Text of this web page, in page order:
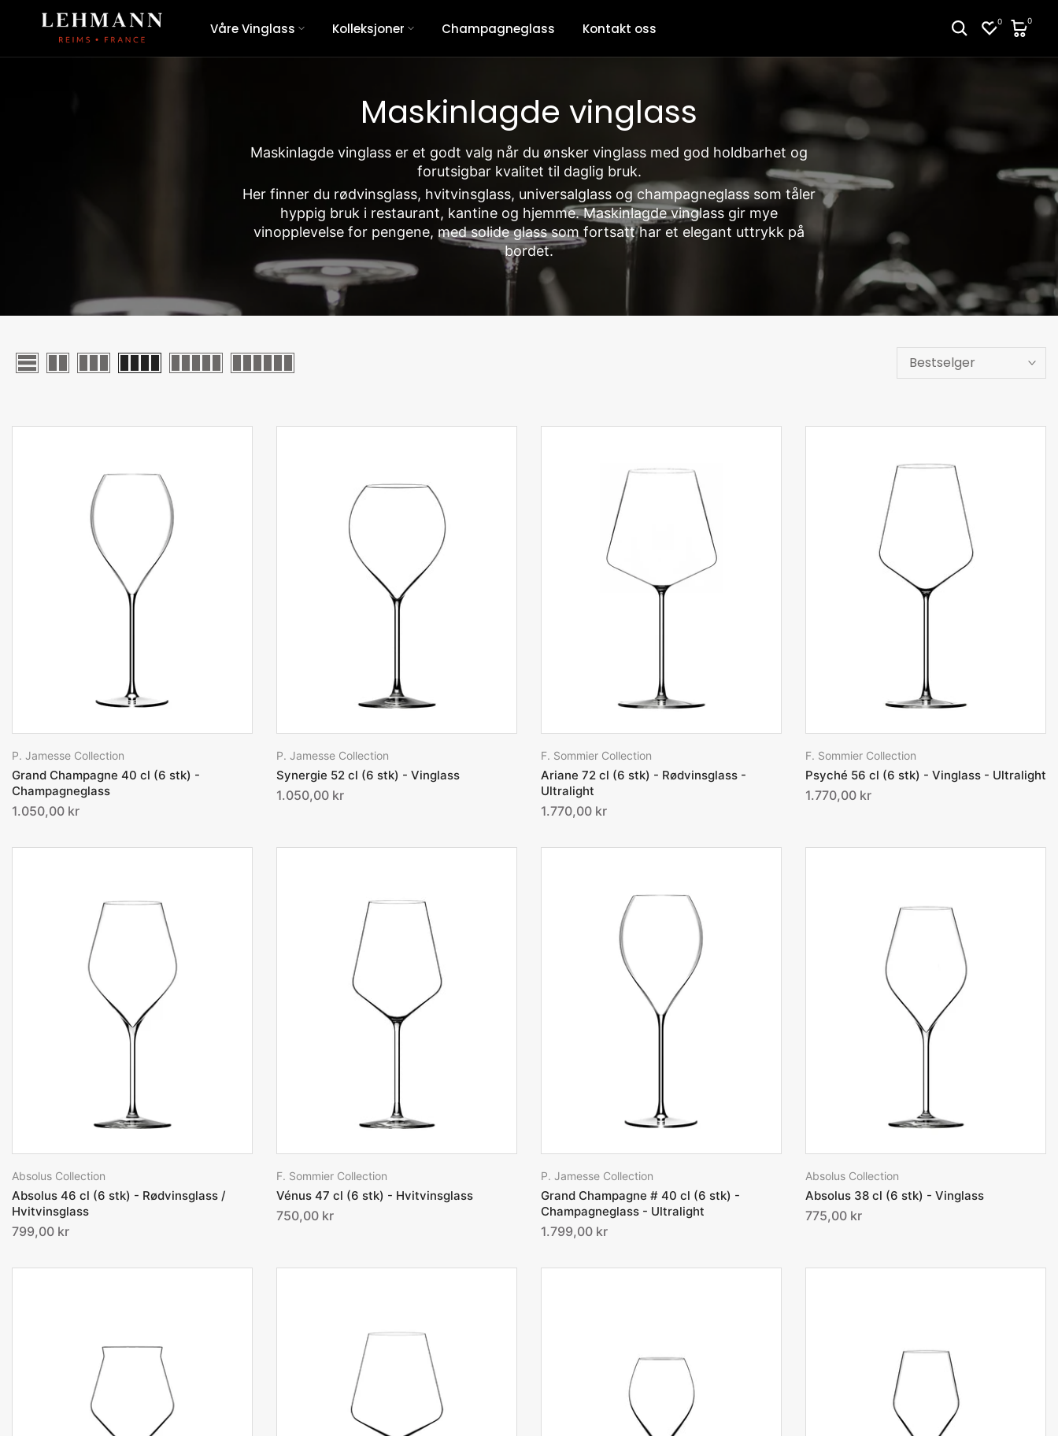
Hopp
innholdet
Våre Vinglass Kolleksjoner Champagneglass Kontakt oss 0 0
Maskinlagde vinglass
Maskinlagde vinglass er et godt valg når du ønsker vinglass med god holdbarhet og
forutsigbar kvalitet til daglig bruk.
Her finner du rødvinsglass, hvitvinsglass, universalglass og champagneglass som tåler
hyppig bruk i restaurant, kantine og hjemme. Maskinlagde vinglass gir mye
vinopplevelse for pengene, med solide glass som fortsatt har et elegant uttrykk på
bordet.
Bestselger
P. Jamesse Collection
Grand Champagne 40 cl (6 stk) -
Champagneglass
1.050,00 kr
P. Jamesse Collection
Synergie 52 cl (6 stk) - Vinglass
1.050,00 kr
F. Sommier Collection
Ariane 72 cl (6 stk) - Rødvinsglass -
Ultralight
1.770,00 kr
F. Sommier Collection
Psyché 56 cl (6 stk) - Vinglass - Ultralight
1.770,00 kr
Absolus Collection
Absolus 46 cl (6 stk) - Rødvinsglass /
Hvitvinsglass
799,00 kr
F. Sommier Collection
Vénus 47 cl (6 stk) - Hvitvinsglass
750,00 kr
P. Jamesse Collection
Grand Champagne # 40 cl (6 stk) -
Champagneglass - Ultralight
1.799,00 kr
Absolus Collection
Absolus 38 cl (6 stk) - Vinglass
775,00 kr